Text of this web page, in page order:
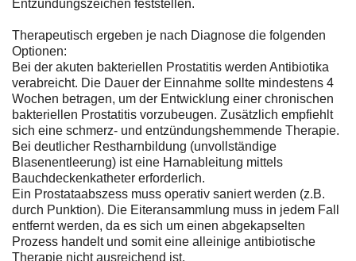
Entzündungszeichen feststellen.
Therapeutisch ergeben je nach Diagnose die folgenden
Optionen:
Bei der akuten bakteriellen Prostatitis werden Antibiotika
verabreicht. Die Dauer der Einnahme sollte mindestens 4
Wochen betragen, um der Entwicklung einer chronischen
bakteriellen Prostatitis vorzubeugen. Zusätzlich empfiehlt
sich eine schmerz- und entzündungshemmende Therapie.
Bei deutlicher Restharnbildung (unvollständige
Blasenentleerung) ist eine Harnableitung mittels
Bauchdeckenkatheter erforderlich.
Ein Prostataabszess muss operativ saniert werden (z.B.
durch Punktion). Die Eiteransammlung muss in jedem Fall
entfernt werden, da es sich um einen abgekapselten
Prozess handelt und somit eine alleinige antibiotische
Therapie nicht ausreichend ist.